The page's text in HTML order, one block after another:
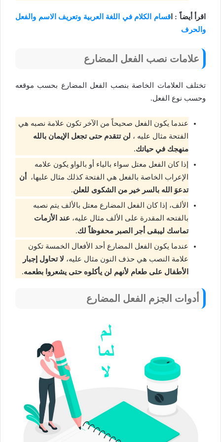
اقرأ أيضاً : اقسام الكلام في اللغة العربية وتعريف الاسم والفعل
والحرف
علامات نصب الفعل المضارع
تختلف العلامات الخاصة بنصب الفعل المضارع بحسب موقعه
وحسب نوع الفعل.
عندما يكون الفعل صحيحاً من الآخر تكون علامة نصبه هي
الفتحة مثال عليه ، لن تتقدم حتى تجعل الإيمان بالله
منهجك في حياتك.
إذا كان الفعل معتل سواء بالياء أو بالواو يكون علامه
الإعراب الخاصة بالفعل هي الفتحة كذلك مثال عليها،
أن
تدعوَ الله بالسر خير من الشكوى للعلن.
الألف، إذا كان الفعل المضارع معتل بالألف يتم نصبه
بالفتحه المقدرة على الألف مثال عليه، عند الأزمات
تماسك ليبقى أجر الصبر محفوظاً لك.
عندما يكون الفعل المضارع أحد الأفعال الخمسة تكون
علامة النصب هي حذف النون مثال عليه، لا تحاول إجبار
الأطفال على طعام لأنهم لن يأكلوه حتى يشعروا بطعمه.
أدوات الجزم الفعل المضارع